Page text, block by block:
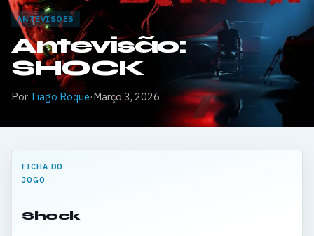
ANTEVISÕES
Antevisão:
SHOCK
Por Tiago Roque·Março 3, 2026
FICHA DO
JOGO
Shock